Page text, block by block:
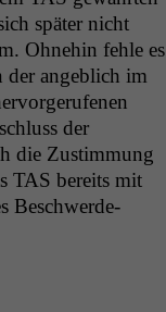
später nicht
Ohne­hin fehle es
der ange­blich im
der
die Zus­tim­mung
TAS bere­its mit
Beschw­erde­